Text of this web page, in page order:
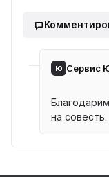
ю Сервис
на совесть.